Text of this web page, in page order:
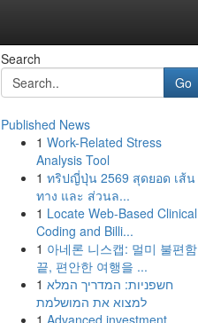
Search
Go
Published News
1 Work-Related Stress
Analysis Tool
1 ทริปญี่ปุ่น 2569 สุดยอด เส้น
ทาง และ ส่วนล...
1 Locate Web-Based Clinical
Coding and Billi...
1 아네론 니스캡: 멀미 불편함
끝, 편안한 여행을 ...
1 חשפניות: המדריך המלא
למצוא את המושלמת
1 Advanced investment